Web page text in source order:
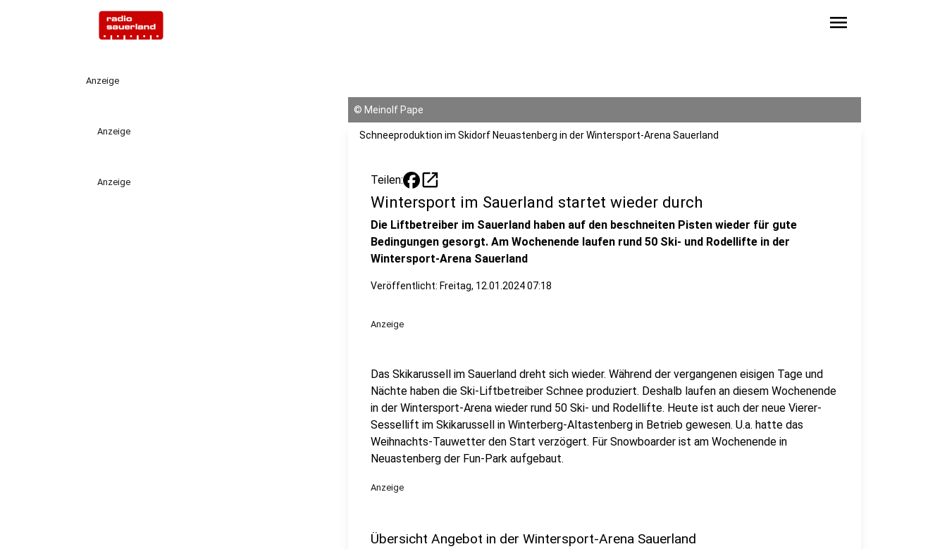
menu
Anzeige
Anzeige
Anzeige
© Meinolf Pape
Schneeproduktion im Skidorf Neuastenberg in der Wintersport-Arena Sauerland
Teilen: open_in_new
Wintersport im Sauerland startet wieder durch
Die Liftbetreiber im Sauerland haben auf den beschneiten Pisten wieder für gute
Bedingungen gesorgt. Am Wochenende laufen rund 50 Ski- und Rodellifte in der
Wintersport-Arena Sauerland
Veröffentlicht: Freitag, 12.01.2024 07:18
Anzeige
Das Skikarussell im Sauerland dreht sich wieder. Während der vergangenen eisigen Tage und
Nächte haben die Ski-Liftbetreiber Schnee produziert. Deshalb laufen an diesem Wochenende
in der Wintersport-Arena wieder rund 50 Ski- und Rodellifte. Heute ist auch der neue Vierer-
Sessellift im Skikarussell in Winterberg-Altastenberg in Betrieb gewesen. U.a. hatte das
Weihnachts-Tauwetter den Start verzögert. Für Snowboarder ist am Wochenende in
Neuastenberg der Fun-Park aufgebaut.
Anzeige
Übersicht Angebot in der Wintersport-Arena Sauerland